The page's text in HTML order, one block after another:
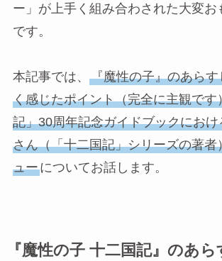
ー」が上手く組み合わされた大変お
です。
本記事では、 『魔性の子』のあら
く感じたポイント（完全に主観です
記」30周年記念ガイドブックにお
さん（「十二国記」シリーズの著者
ューについてお話します。
『魔性の子 十二国記』のあら